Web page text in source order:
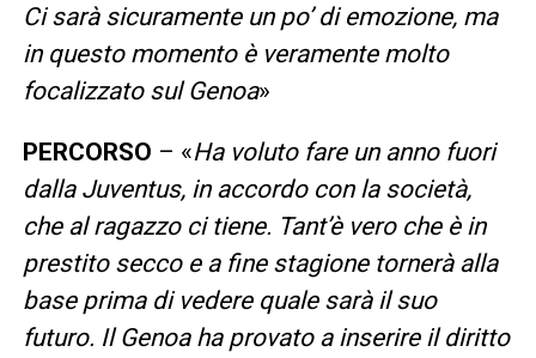
Ci sarà sicuramente un po’ di emozione, ma
in questo momento è veramente molto
focalizzato sul Genoa»
PERCORSO – «Ha voluto fare un anno fuori
dalla Juventus, in accordo con la società,
che al ragazzo ci tiene. Tant’è vero che è in
prestito secco e a fine stagione tornerà alla
base prima di vedere quale sarà il suo
futuro. Il Genoa ha provato a inserire il diritto